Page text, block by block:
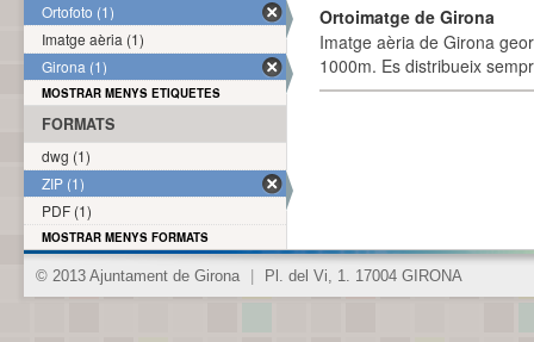
Ortoimatge de Girona
Imatge aèria de Girona
1000m. Es distribueix
Ortofoto (1)
Imatge aèria (1)
Girona (1)
MOSTRAR MENYS ETIQUETES
FORMATS
dwg (1)
ZIP (1)
PDF (1)
MOSTRAR MENYS FORMATS
© 2013 Ajuntament de Girona Pl. del Vi, 1. 17004 GIRONA